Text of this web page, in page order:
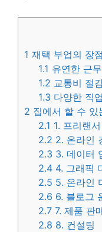
1 재택 부업의 장점
1.1 유연한 근
1.2 교통비 절
1.3 다양한 직
2 집에서 할 수 있
2.1 1. 프리랜
2.2 2. 온라인
2.3 3. 데이터
2.4 4. 그래픽
2.5 5. 온라인
2.6 6. 블로그
2.7 7. 제품 판
2.8 8. 컨설팅